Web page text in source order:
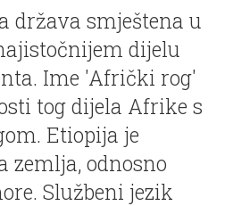
država smještena u
dijelu
Ime 'Afrički rog'
tog dijela Afrike s
Etiopija je
zemlja, odnosno
Službeni jezik